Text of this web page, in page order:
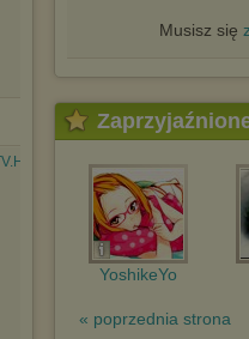
Musisz się
YoshikeYo
« poprzednia strona